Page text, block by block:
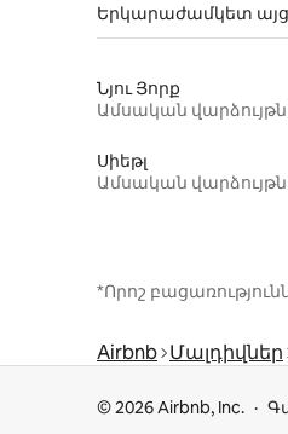
Երկարաժամկետ
Նյու Յորք
Ամսական
Սիեթլ
Ամսական
*Որոշ
Airbnb Մալդիվներ
© 2026 Airbnb, Inc.